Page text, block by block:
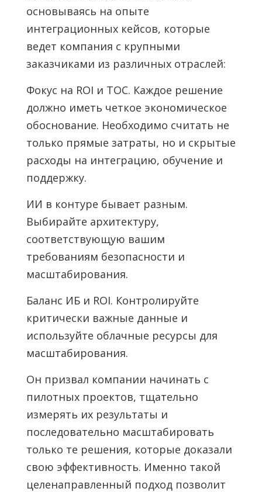
основываясь на опыте
интеграционных кейсов, которые
ведет компания с крупными
заказчиками из различных отраслей:
Фокус на ROI и TOC. Каждое решение
должно иметь четкое экономическое
обоснование. Необходимо считать не
только прямые затраты, но и скрытые
расходы на интеграцию, обучение и
поддержку.
ИИ в контуре бывает разным.
Выбирайте архитектуру,
соответствующую вашим
требованиям безопасности и
масштабирования.
Баланс ИБ и ROI. Контролируйте
критически важные данные и
используйте облачные ресурсы для
масштабирования.
Он призвал компании начинать с
пилотных проектов, тщательно
измерять их результаты и
последовательно масштабировать
только те решения, которые доказали
свою эффективность. Именно такой
целенаправленный подход позволит